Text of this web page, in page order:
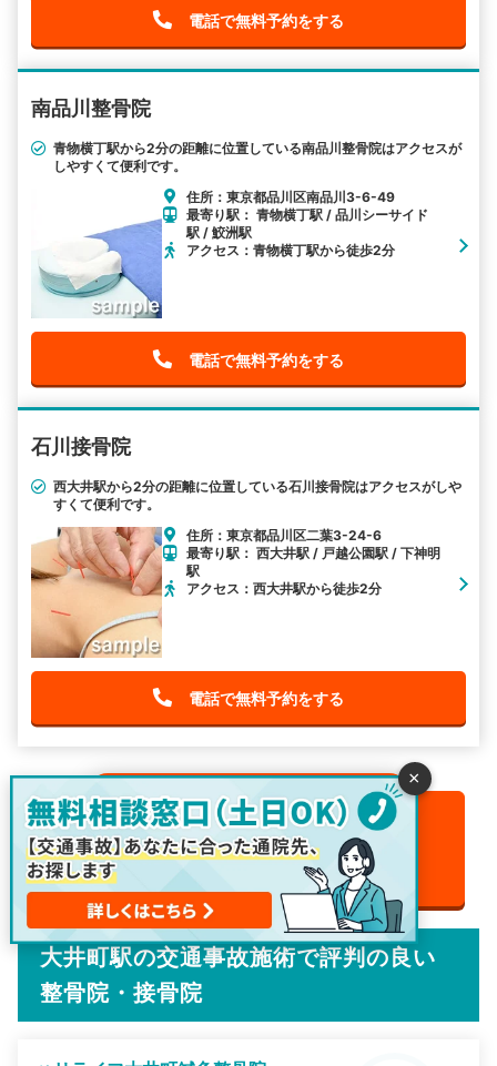
電話で無料予約をする
南品川整骨院
青物横丁駅から2分の距離に位置している南品川整骨院はアクセスが
しやすくて便利です。
住所：東京都品川区南品川3-6-49
最寄り駅： 青物横丁駅 / 品川シーサイド
駅 / 鮫洲駅
アクセス：青物横丁駅から徒歩2分
電話で無料予約をする
石川接骨院
西大井駅から2分の距離に位置している石川接骨院はアクセスがしや
すくて便利です。
住所：東京都品川区二葉3-24-6
最寄り駅： 西大井駅 / 戸越公園駅 / 下神明
駅
アクセス：西大井駅から徒歩2分
電話で無料予約をする
電話相談でお見舞金最大20,000円が貰える
24h
対応
0120-963-887
※050に切り替わる場合があります（通話無料）
大井町駅の交通事故施術で評判の良い
整骨院・接骨院
×